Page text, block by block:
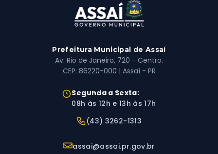
Prefeitura Municipal de Assaí
Av. Rio de Janeiro, 720 - Centro.
CEP: 86220-000 | Assaí - PR
Horário de Atendimento:
Segunda a Sexta:
08h às 12h e 13h às 17h
Telefone:
(43) 3262-1313
E-mail:
assai@assai.pr.gov.br